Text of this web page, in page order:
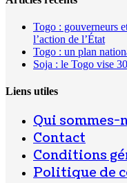
Togo : gouverneurs
l’action de l’État
Togo : un plan
Soja : le Togo vise
Liens utiles
Qui sommes-
Contact
Conditions
Politique de